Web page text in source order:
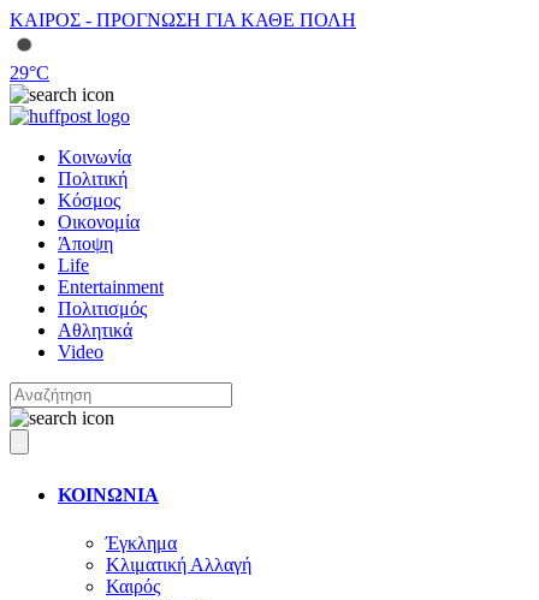
ΚΑΙΡΟΣ - ΠΡΟΓΝΩΣΗ ΓΙΑ ΚΑΘΕ ΠΟΛΗ
29°C
Κοινωνία
Πολιτική
Κόσμος
Οικονομία
Άποψη
Life
Entertainment
Πολιτισμός
Αθλητικά
Video
ΚΟΙΝΩΝΙΑ
Έγκλημα
Κλιματική Αλλαγή
Καιρός